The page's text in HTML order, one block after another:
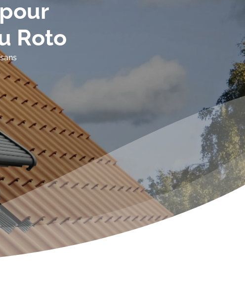
pour
Roto
sans